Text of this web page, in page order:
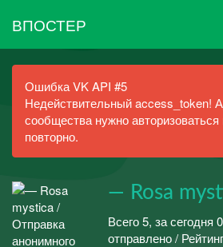
ВПОСТЕР
Ошибка VK API #5
Недействительный access_token!
сообщества нужно авторизоваться
повторно.
— Rosa
Всего 5, за сегодня
отправлено /